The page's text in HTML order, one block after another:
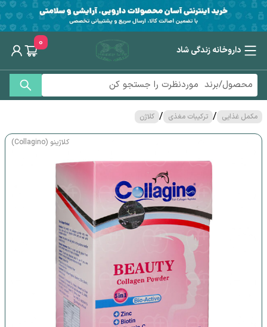
داروخانه زندگی شاد
0
مکمل غذایی / ترکیبات مغذی / کلاژن
کلاژینو (Collagino)